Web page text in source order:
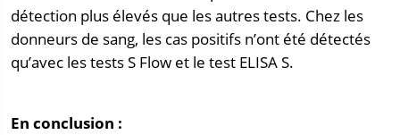
détection plus élevés que les autres tests. Chez les
donneurs de sang, les cas positifs n’ont été détectés
qu’avec les tests S Flow et le test ELISA S.
En conclusion :